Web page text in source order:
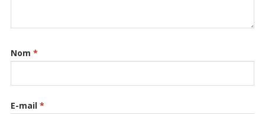
Nom *
E-mail *